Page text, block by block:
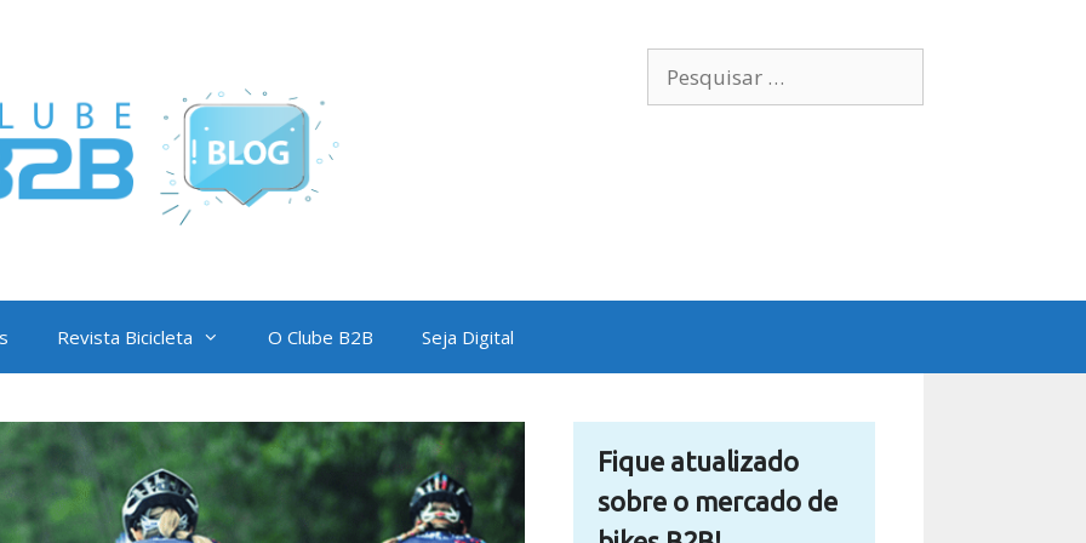
por:
Revista Bicicleta O Clube B2B Seja Digital
Fique atualizado
sobre o mercado de